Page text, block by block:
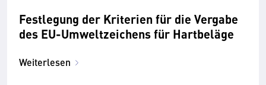
Festlegung der Kriterien für die Vergabe
des EU-Umweltzeichens für Hartbeläge
Weiterlesen